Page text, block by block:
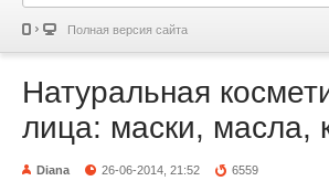
Полная версия сайта
Натуральная
лица: маски, масла,
Diana 26-06-2014, 21:52 6559